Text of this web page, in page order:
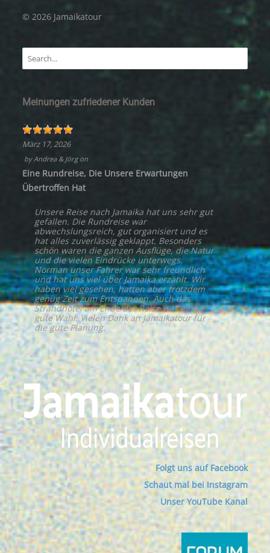
© 2026 Jamaikatour
Meinungen zufriedener Kunden
März 17, 2026
by Andrea & Jörgon
Eine Rundreise, Die Unsere Erwartungen
Übertroffen Hat
Unsere Reise nach Jamaika hat uns sehr gut
gefallen. Die Rundreise war
abwechslungsreich, gut organisiert und es
hat alles zuverlässig geklappt. Besonders
schön waren die ganzen Ausflüge, die Natur
und die vielen Eindrücke unterwegs.
Norman unser Fahrer war sehr freundlich
und hat uns viel über Jamaika erzählt. Wir
haben viel gesehen, hatten aber trotzdem
genug Zeit zum Entspannen. Auch das
Strandhotel am Ende der Reise war eine
gute Wahl. Vielen Dank an Jamaikatour für
die gute Planung.
Folgt uns auf Facebook
Schaut mal bei Instagram
Unser YouTube Kanal